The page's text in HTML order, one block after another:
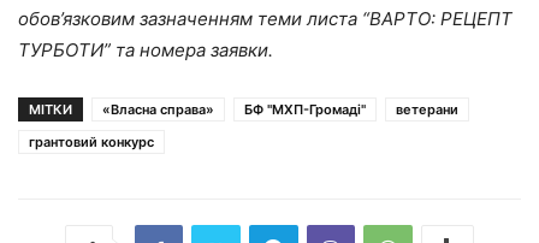
обов’язковим зазначенням теми листа “ВАРТО: РЕЦЕПТ
ТУРБОТИ” та номера заявки.
МІТКИ «Власна справа» БФ "МХП-Громаді"
ветерани
грантовий конкурс